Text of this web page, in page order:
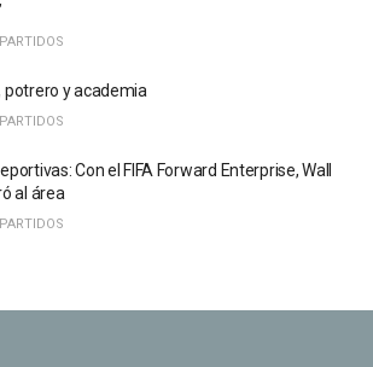
potrero y academia
Con el FIFA Forward Enterprise, Wall
al área